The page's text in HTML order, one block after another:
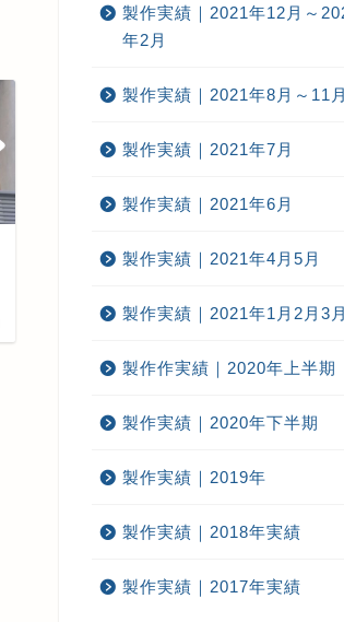
製作実績｜2020年下半期
電飾看板
2021年6月14日
製
製作実績｜2021年12月～
年2月
製作実績｜2021年8月～11月
製作実績｜2021年7月
製作実績｜2021年6月
製作実績｜2021年4月5月
製作実績｜2021年1月2月3月
製作作実績｜2020年上半期
製作実績｜2020年下半期
製作実績｜2019年
製作実績｜2018年実績
製作実績｜2017年実績